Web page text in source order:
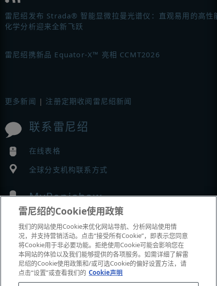
雷尼绍发布 Strada® 智能显微拉曼光谱仪：直观易用的高性
化学分析迎来全新飞跃
雷尼绍携新品 Equator-X™ 亮相 CCMT2026
更多新闻 | 注册定期收阅雷尼绍新闻
联系雷尼绍
在线表格
全球分支机构联系方式
MyRenishaw
在线商城
展会与市场活动
雷尼绍的Cookie使用政策
我们的网站使用Cookie来优化网站导航、分析网站使用情
况，并支持营销活动。点击“接受所有Cookie”，即表示您同意
将Cookie用于非必要功能。拒绝使用Cookie可能会影响您在
本网站的体验以及我们能够提供的各项服务。如需详细了解雷
尼绍的Cookie使用政策和/或可选Cookie的偏好设置方法，请
点击“设置”或查看我们的 Cookie声明